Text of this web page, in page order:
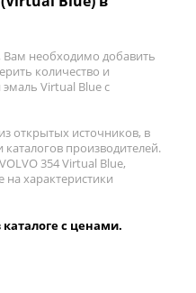
Вам необходимо добавить
количество и
Virtual Blue с
открытых источников, в
производителей.
354 Virtual Blue,
характеристики
каталоге с ценами.